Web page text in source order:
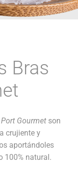
Bras
Gourmet son
crujiente y
aportándoles
100% natural.